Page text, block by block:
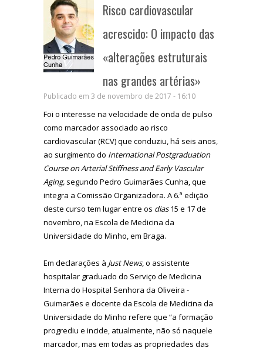
Risco cardiovascular
acrescido: O impacto das
«alterações estruturais
nas grandes artérias»
Publicado em 3 de novembro de 2017 - 16:10
Foi o interesse na velocidade de onda de pulso
como marcador associado ao risco
cardiovascular (RCV) que conduziu, há seis anos,
ao surgimento do International Postgraduation
Course on Arterial Stiffness and Early Vascular
Aging, segundo Pedro Guimarães Cunha, que
integra a Comissão Organizadora. A 6.ª edição
deste curso tem lugar entre os dias15 e 17 de
novembro, na Escola de Medicina da
Universidade do Minho, em Braga.
Em declarações à Just News, o assistente
hospitalar graduado do Serviço de Medicina
Interna do Hospital Senhora da Oliveira -
Guimarães e docente da Escola de Medicina da
Universidade do Minho refere que “a formação
progrediu e incide, atualmente, não só naquele
marcador, mas em todas as propriedades das